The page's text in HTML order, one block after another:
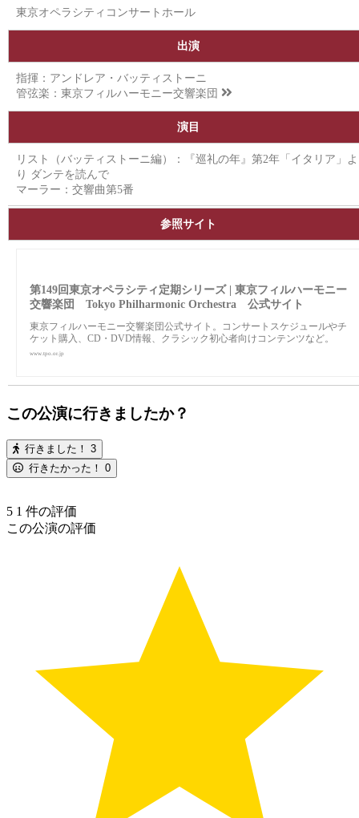
東京オペラシティコンサートホール
出演
指揮：アンドレア・バッティストーニ
管弦楽： 東京フィルハーモニー交響楽団
演目
リスト（バッティストーニ編）：『巡礼の年』第2年「イタリア」よ
り ダンテを読んで
マーラー：交響曲第5番
参照サイト
第149回東京オペラシティ定期シリーズ | 東京フィルハーモニー
交響楽団 Tokyo Philharmonic Orchestra 公式サイト
東京フィルハーモニー交響楽団公式サイト。コンサートスケジュールやチ
ケット購入、CD・DVD情報、クラシック初心者向けコンテンツなど。
www.tpo.or.jp
この公演に行きましたか？
行きました！ 3
行きたかった！ 0
5 1 件の評価
この公演の評価